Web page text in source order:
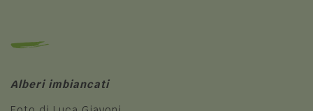
Alberi imbiancati